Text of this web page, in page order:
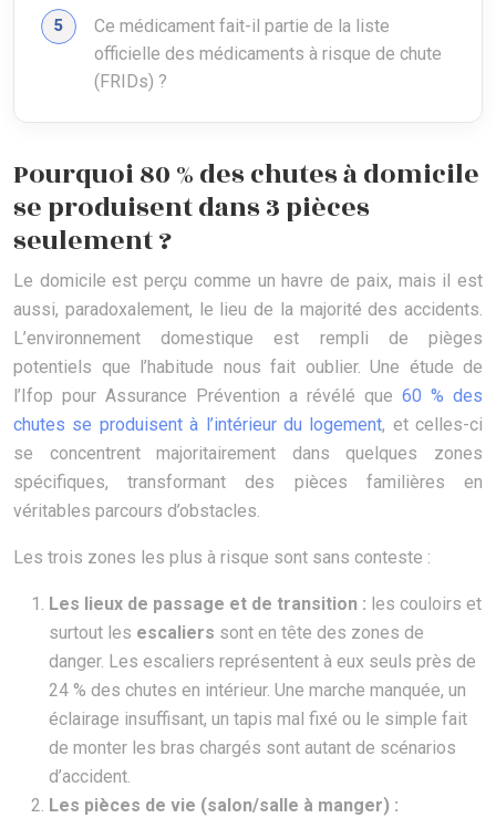
Ce médicament fait-il partie de la liste
officielle des médicaments à risque de chute
(FRIDs) ?
Pourquoi 80 % des chutes à domicile
se produisent dans 3 pièces
seulement ?
Le domicile est perçu comme un havre de paix, mais il est
aussi, paradoxalement, le lieu de la majorité des accidents.
L’environnement domestique est rempli de pièges
potentiels que l’habitude nous fait oublier. Une étude de
l’Ifop pour Assurance Prévention a révélé que 60 % des
chutes se produisent à l’intérieur du logement, et celles-ci
se concentrent majoritairement dans quelques zones
spécifiques, transformant des pièces familières en
véritables parcours d’obstacles.
Les trois zones les plus à risque sont sans conteste :
Les lieux de passage et de transition : les couloirs et
surtout les escaliers sont en tête des zones de
danger. Les escaliers représentent à eux seuls près de
24 % des chutes en intérieur. Une marche manquée, un
éclairage insuffisant, un tapis mal fixé ou le simple fait
de monter les bras chargés sont autant de scénarios
d’accident.
Les pièces de vie (salon/salle à manger) :